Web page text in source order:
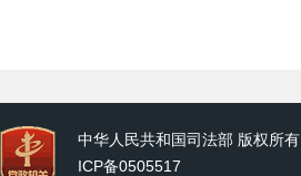
中华人民共和国司法部 版权所有
ICP备0505517